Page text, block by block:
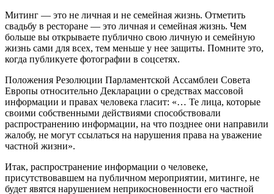
Митинг — это не личная и не семейная жизнь. Отметить
свадьбу в ресторане — это личная и семейная жизнь. Чем
больше вы открываете публично свою личную и семейную
жизнь сами для всех, тем меньше у нее защиты. Помните это,
когда публикуете фотографии в соцсетях.
Положения Резолюции Парламентской Ассамблеи Совета
Европы относительно Декларации о средствах массовой
информации и правах человека гласит: «… Те лица, которые
своими собственными действиями способствовали
распространению информации, на что позднее они направили
жалобу, не могут ссылаться на нарушения права на уважение
частной жизни».
Итак, распространение информации о человеке,
присутствовавшем на публичном мероприятии, митинге, не
будет явятся нарушением неприкосновенности его частной